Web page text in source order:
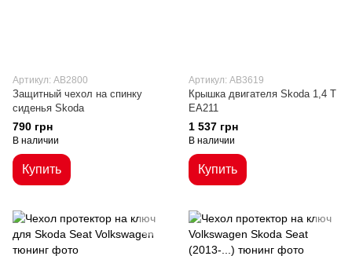
Артикул: AB2800
Защитный чехол на спинку
сиденья Skoda
790 грн
В наличии
Купить
Артикул: AB3619
Крышка двигателя Skoda 1,4 T
EA211
1 537 грн
В наличии
Купить